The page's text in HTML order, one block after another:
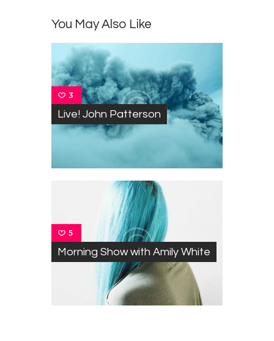
You May Also Like
3
Live! John Patterson
5
Morning Show with Amily White